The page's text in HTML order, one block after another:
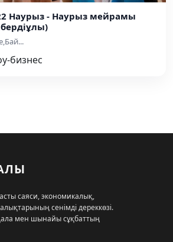
Наурыз - Наурыз мейрамы
бизнес
саяси, экономикалық,
сенімді дереккөзі.
мен шынайы сұқбаттың